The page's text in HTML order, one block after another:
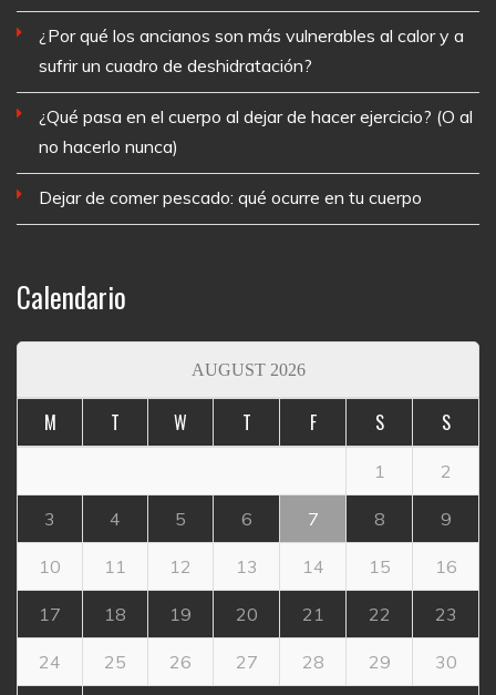
¿Por qué los ancianos son más vulnerables al calor y a
sufrir un cuadro de deshidratación?
¿Qué pasa en el cuerpo al dejar de hacer ejercicio? (O al
no hacerlo nunca)
Dejar de comer pescado: qué ocurre en tu cuerpo
Calendario
AUGUST 2026
M T W T F S S
1 2
3 4 5 6 7 8 9
10 11 12 13 14 15 16
17 18 19 20 21 22 23
24 25 26 27 28 29 30